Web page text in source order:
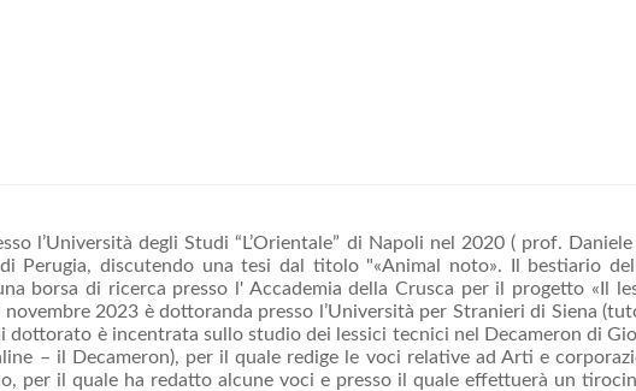
l’Università degli Studi “L’Orientale” di Napoli nel 2020 ( prof.
Perugia, discutendo una tesi dal titolo "«Animal noto». Il bestiario
borsa di ricerca presso l' Accademia della Crusca per il progetto «Il
2023 è dottoranda presso l’Università per Stranieri di Siena
dottorato è incentrata sullo studio dei lessici tecnici nel Decameron di
– il Decameron), per il quale redige le voci relative ad Arti e
per il quale ha redatto alcune voci e presso il quale effettuerà un